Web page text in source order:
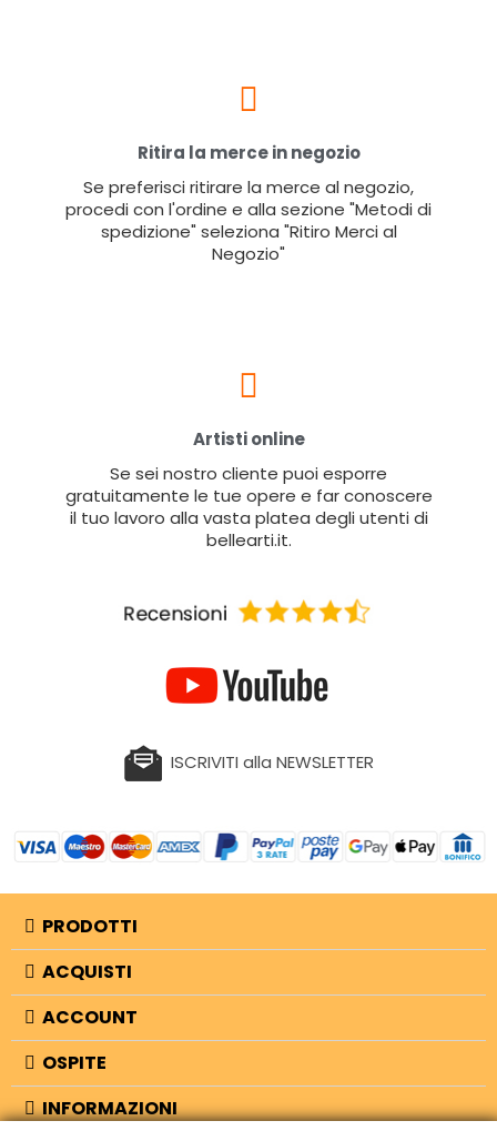
Ritira la merce in negozio
Se preferisci ritirare la merce al negozio,
procedi con l'ordine e alla sezione "Metodi di
spedizione" seleziona "Ritiro Merci al
Negozio"
Artisti online
Se sei nostro cliente puoi esporre
gratuitamente le tue opere e far conoscere
il tuo lavoro alla vasta platea degli utenti di
bellearti.it.
ISCRIVITI alla NEWSLETTER
PRODOTTI
ACQUISTI
ACCOUNT
OSPITE
INFORMAZIONI